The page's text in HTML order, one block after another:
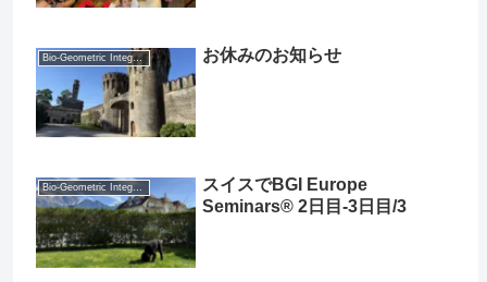
Bio-Geometric Integration® (BGI®) お休みのお知らせ
Bio-Geometric Integration® (BGI®)
スイスでBGI Europe
Seminars® 2日目-3日目/3